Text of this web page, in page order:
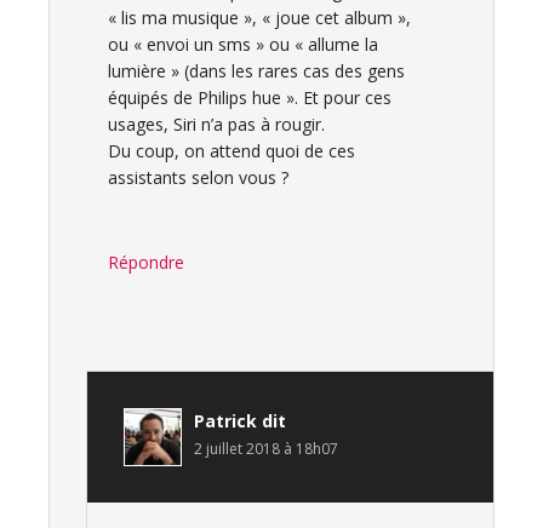
« lis ma musique », « joue cet album »,
ou « envoi un sms » ou « allume la
lumière » (dans les rares cas des gens
équipés de Philips hue ». Et pour ces
usages, Siri n’a pas à rougir.
Du coup, on attend quoi de ces
assistants selon vous ?
Répondre
Patrick dit
2 juillet 2018 à 18h07